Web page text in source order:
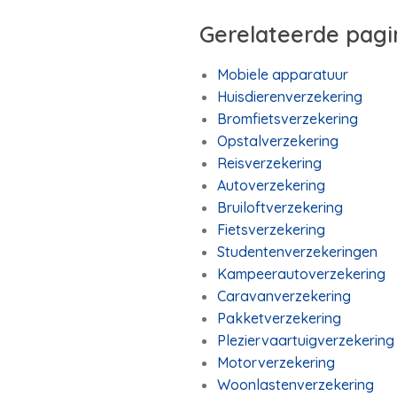
Gerelateerde
Mobiele apparatuur
Huisdierenverzekering
Bromfietsverzekering
Opstalverzekering
Reisverzekering
Autoverzekering
Bruiloftverzekering
Fietsverzekering
Studentenverzekeringen
Kampeerautoverzekering
Caravanverzekering
Pakketverzekering
Pleziervaartuigverzekering
Motorverzekering
Woonlastenverzekering